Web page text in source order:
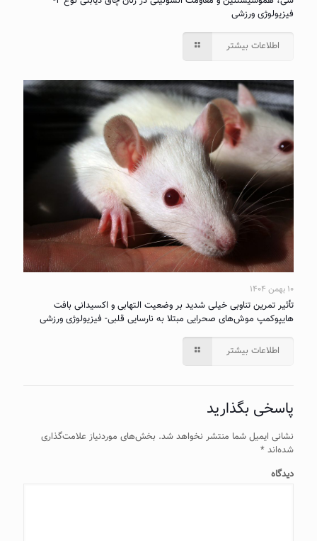
فیزیولوژی ورزشی
اطلاعات بیشتر
۱۰ بهمن ۱۴۰۴
تأثیر تمرین تناوبی خیلی شدید بر وضعیت التهابی و اکسیدانی بافت
هایپوکمپ موش‌های صحرایی مبتلا به نارسایی قلبی- فیزیولوژی ورزشی
اطلاعات بیشتر
پاسخی بگذارید
نشانی ایمیل شما منتشر نخواهد شد. بخش‌های موردنیاز علامت‌گذاری
شده‌اند *
دیدگاه